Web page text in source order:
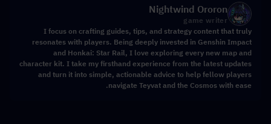
Nightwind Ororon
game writer
I focus on crafting guides, tips, and strategy content that truly
resonates with players. Being deeply invested in Genshin Impact
and Honkai: Star Rail, I love exploring every new map and
character kit. I take my firsthand experience from the latest updates
and turn it into simple, actionable advice to help fellow players
navigate Teyvat and the Cosmos with ease.